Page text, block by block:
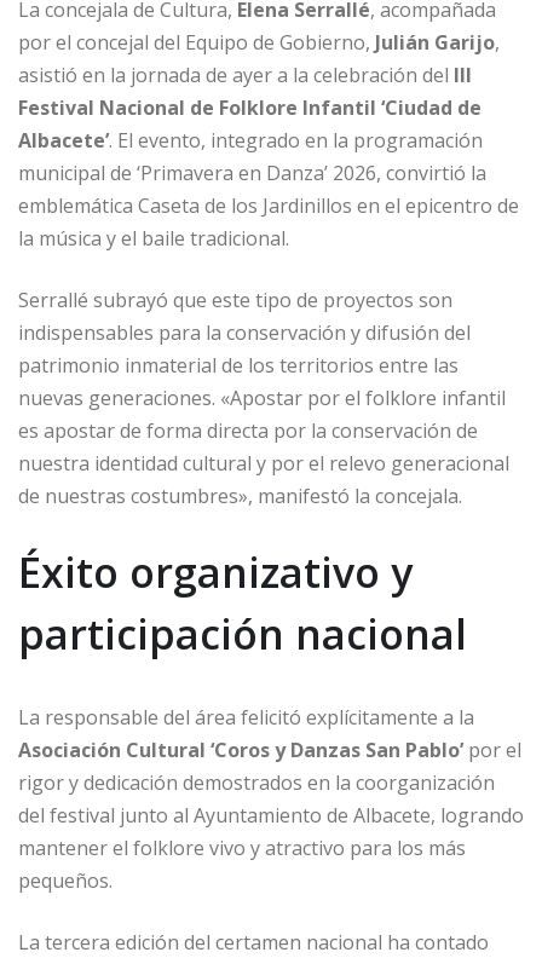
La concejala de Cultura, Elena Serrallé, acompañada
por el concejal del Equipo de Gobierno, Julián Garijo,
asistió en la jornada de ayer a la celebración del III
Festival Nacional de Folklore Infantil ‘Ciudad de
Albacete’. El evento, integrado en la programación
municipal de ‘Primavera en Danza’ 2026, convirtió la
emblemática Caseta de los Jardinillos en el epicentro de
la música y el baile tradicional.
Serrallé subrayó que este tipo de proyectos son
indispensables para la conservación y difusión del
patrimonio inmaterial de los territorios entre las
nuevas generaciones. «Apostar por el folklore infantil
es apostar de forma directa por la conservación de
nuestra identidad cultural y por el relevo generacional
de nuestras costumbres», manifestó la concejala.
Éxito organizativo y
participación nacional
La responsable del área felicitó explícitamente a la
Asociación Cultural ‘Coros y Danzas San Pablo’por el
rigor y dedicación demostrados en la coorganización
del festival junto al Ayuntamiento de Albacete, logrando
mantener el folklore vivo y atractivo para los más
pequeños.
La tercera edición del certamen nacional ha contado